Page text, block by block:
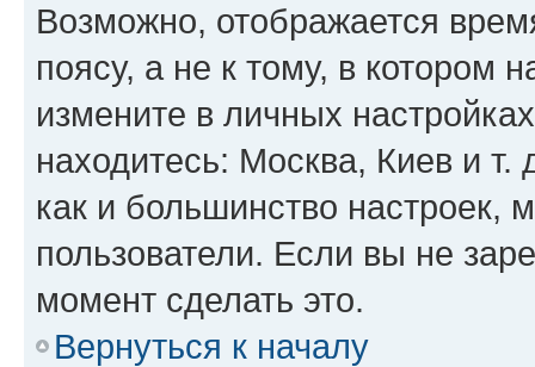
Возможно, отображается
поясу, а не к тому, в котором
измените в личных
находитесь: Москва, Киев и т.
как и большинство настроек,
пользователи. Если вы не
момент сделать это.
Вернуться к началу